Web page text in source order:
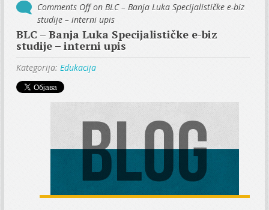
Comments Offon BLC – Banja Luka Specijalističke e-biz
studije – interni upis
BLC – Banja Luka Specijalističke e-biz
studije – interni upis
Kategorija: Edukacija